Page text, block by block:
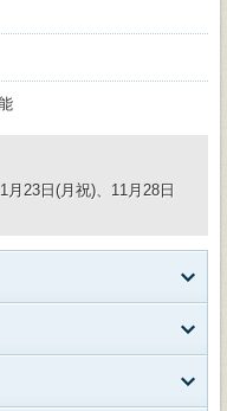
月23日(月祝)、11月28日